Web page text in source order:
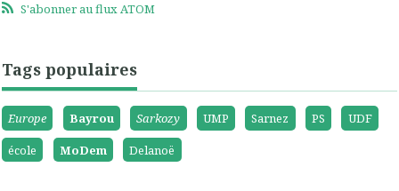
S'abonner au flux ATOM
Tags populaires
Europe Bayrou Sarkozy UMP Sarnez PS
UDF
école
MoDem Delanoë